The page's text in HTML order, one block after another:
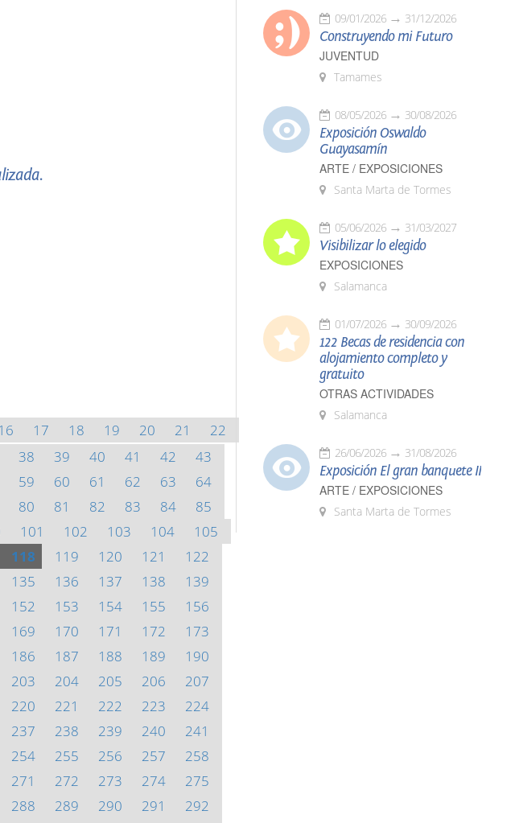
16 17 18 19 20 21
22
38 39 40 41 42
43
59 60 61 62 63
64
80 81 82 83 84
85
101 102 103 104
105
118 119 120 121
122
135 136 137 138
139
152 153 154 155
156
169 170 171 172
173
186 187 188 189
190
203 204 205 206
207
220 221 222 223
224
237 238 239 240
241
254 255 256 257
258
271 272 273 274
275
288 289 290 291
292
09/01/2026 31/12/2026
Construyendo mi Futuro
JUVENTUD
Tamames
08/05/2026 30/08/2026
Exposición Oswaldo
Guayasamín
ARTE / EXPOSICIONES
Santa Marta de Tormes
05/06/2026 31/03/2027
Visibilizar lo elegido
EXPOSICIONES
Salamanca
01/07/2026 30/09/2026
122 Becas de residencia con
alojamiento completo y
gratuito
OTRAS ACTIVIDADES
Salamanca
26/06/2026 31/08/2026
Exposición El gran banquete II
ARTE / EXPOSICIONES
Santa Marta de Tormes